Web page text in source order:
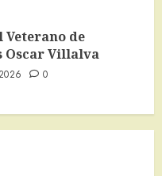
Veterano de
Oscar Villalva
0